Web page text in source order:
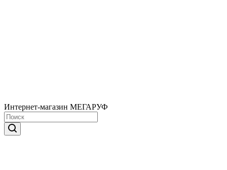
Интернет-магазин МЕГАРУФ